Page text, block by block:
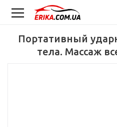
Портативный
тела. Массаж